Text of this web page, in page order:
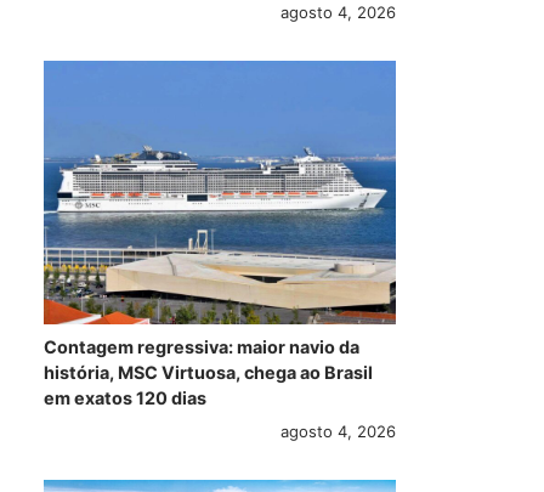
agosto 4, 2026
Contagem regressiva: maior navio da
história, MSC Virtuosa, chega ao Brasil
em exatos 120 dias
agosto 4, 2026